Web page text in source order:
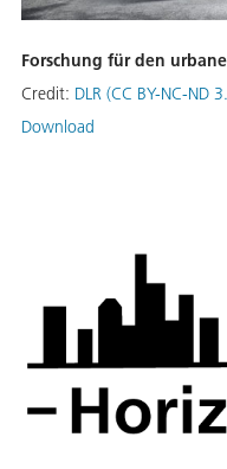
Forschung für den
Credit: DLR (CC BY-NC-ND
Download